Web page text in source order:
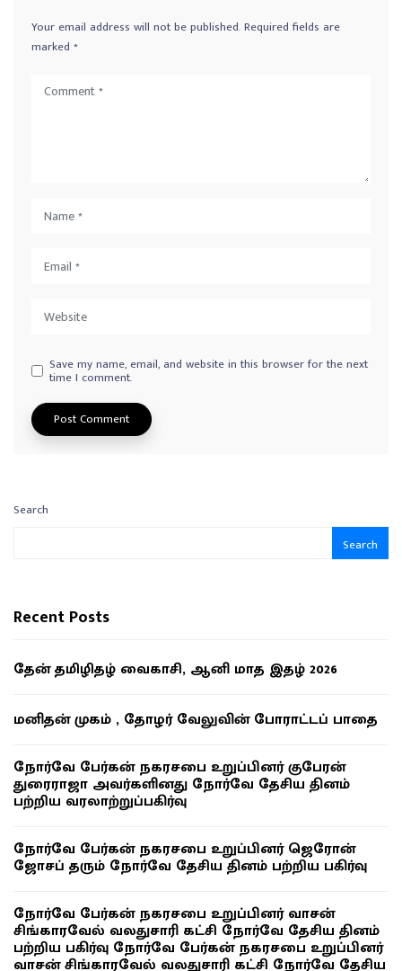
Your email address will not be published.Required fields are
marked *
Save my name, email, and website in this browser for the next
time I comment.
Search
Search
Recent Posts
தேன் தமிழிதழ் வைகாசி, ஆனி மாத இதழ் 2026
மனிதன் முகம் , தோழர் வேலுவின் போராட்டப் பாதை
நோர்வே பேர்கன் நகரசபை உறுப்பினர் குபேரன்
துரைராஜா அவர்களினது நோர்வே தேசிய தினம்
பற்றிய வரலாற்றுப்பகிர்வு
நோர்வே பேர்கன் நகரசபை உறுப்பினர் ஜெரோன்
ஜோசப் தரும் நோர்வே தேசிய தினம் பற்றிய பகிர்வு
நோர்வே பேர்கன் நகரசபை உறுப்பினர் வாசன்
சிங்காரவேல் வலதுசாரி கட்சி நோர்வே தேசிய தினம்
பற்றிய பகிர்வு நோர்வே பேர்கன் நகரசபை உறுப்பினர்
வாசன் சிங்காரவேல் வலதுசாரி கட்சி நோர்வே தேசிய